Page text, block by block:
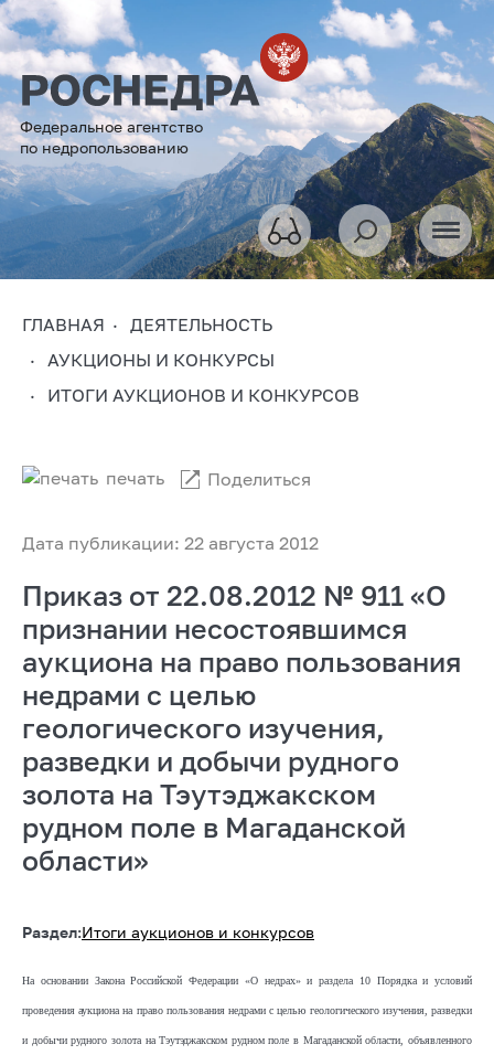
Федеральное агентство
по недропользованию
ГЛАВНАЯ
ДЕЯТЕЛЬНОСТЬ
АУКЦИОНЫ И КОНКУРСЫ
ИТОГИ АУКЦИОНОВ И КОНКУРСОВ
Дата публикации: 22 августа 2012
печать Поделиться
Приказ от 22.08.2012 № 911 «О
признании несостоявшимся
аукциона на право пользования
недрами с целью
геологического изучения,
разведки и добычи рудного
золота на Тэутэджакском
рудном поле в Магаданской
области»
Раздел:Итоги аукционов и конкурсов
На основании Закона Российской Федерации «О недрах» и раздела 10 Порядка и условий
проведения аукциона на право пользования недрами с целью геологического изучения, разведки
и добычи рудного золота на Тэутэджакском рудном поле в Магаданской области, объявленного